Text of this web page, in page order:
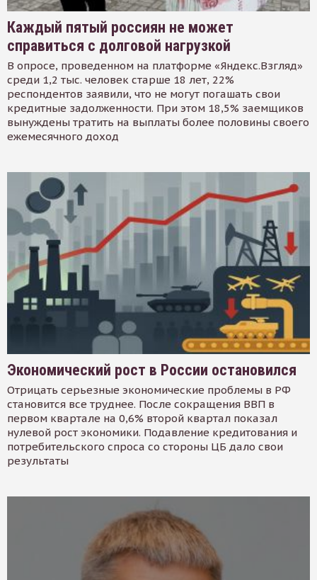
Каждый пятый россиян не может
справиться с долговой нагрузкой
В опросе, проведенном на платформе «Яндекс.Взгляд»
среди 1,2 тыс. человек старше 18 лет, 22%
респондентов заявили, что не могут погашать свои
кредитные задолженности. При этом 18,5% заемщиков
вынуждены тратить на выплаты более половины своего
ежемесячного доход
Экономический рост в России остановился
Отрицать серьезные экономические проблемы в РФ
становится все труднее. После сокращения ВВП в
первом квартале на 0,6% второй квартал показал
нулевой рост экономики. Подавление кредитования и
потребительского спроса со стороны ЦБ дало свои
результаты